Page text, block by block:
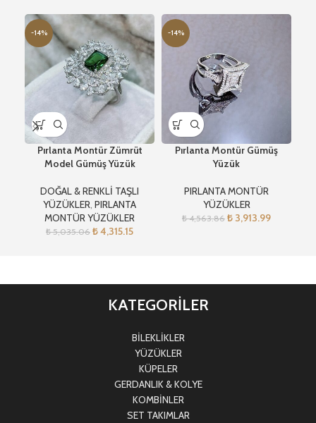
-14%
Pırlanta Montür Zümrüt
Model Gümüş Yüzük
DOĞAL & RENKLİ TAŞLI
YÜZÜKLER, PIRLANTA
MONTÜR YÜZÜKLER
₺5,035.06 ₺4,315.15
-14%
Pırlanta Montür Gümüş
Yüzük
PIRLANTA MONTÜR
YÜZÜKLER
₺4,563.86 ₺ 3,913.99
KATEGORİLER
BİLEKLİKLER
YÜZÜKLER
KÜPELER
GERDANLIK & KOLYE
KOMBİNLER
SET TAKIMLAR